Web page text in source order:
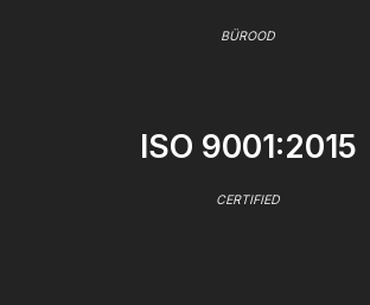
BÜROOD
ISO 9001:2015
CERTIFIED